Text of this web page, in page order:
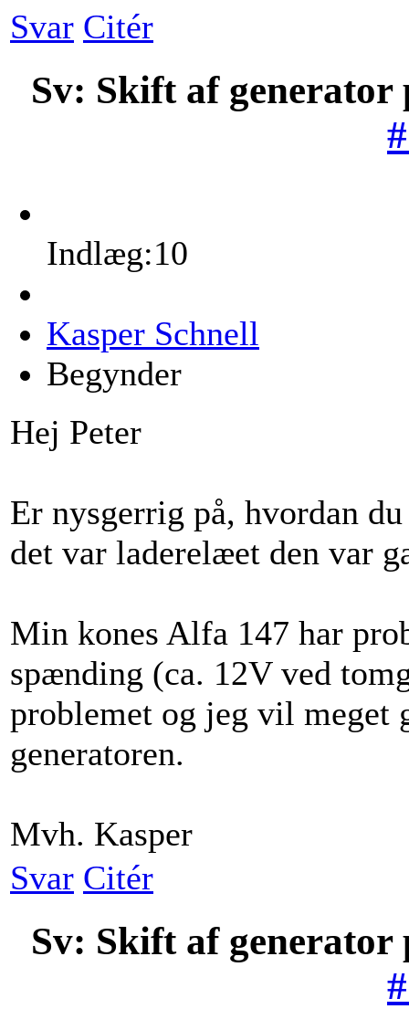
Svar Citér
Sv: Skift af generator
Indlæg:10
Kasper Schnell
Begynder
Hej Peter
Er nysgerrig på, hvordan
det var laderelæet den var
Min kones Alfa 147 har
spænding (ca. 12V ved
problemet og jeg vil meget
generatoren.
Mvh. Kasper
Svar Citér
Sv: Skift af generator